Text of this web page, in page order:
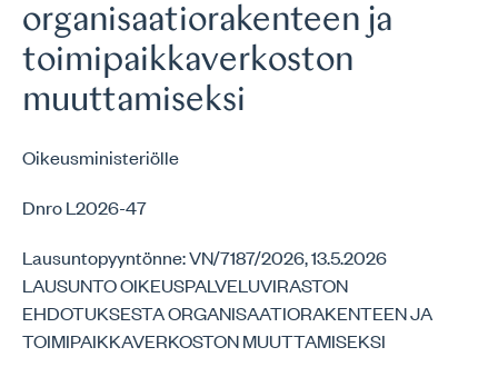
organisaatiorakenteen ja
toimipaikkaverkoston
muuttamiseksi
Oikeusministeriölle
Dnro L2026-47
Lausuntopyyntönne: VN/7187/2026, 13.5.2026
LAUSUNTO OIKEUSPALVELUVIRASTON
EHDOTUKSESTA ORGANISAATIORAKENTEEN JA
TOIMIPAIKKAVERKOSTON MUUTTAMISEKSI